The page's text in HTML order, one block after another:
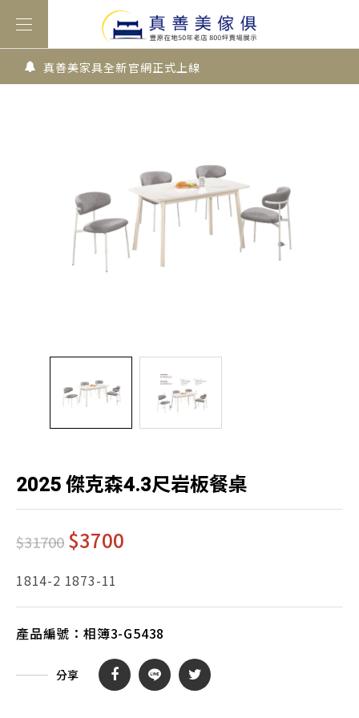
真善美家具全新官網正式上線
2025 傑克森4.3尺岩板餐桌
$31700 $3700
1814-2 1873-11
產品編號： 相簿3-G5438
分享